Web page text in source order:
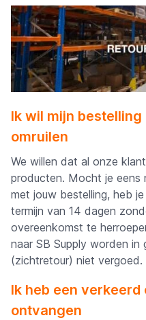
Ik wil mijn
omruilen
We willen dat al onze
producten. Mocht je eens
met jouw bestelling, heb
termijn van 14 dagen
overeenkomst te
naar SB Supply worden in
(zichtretour) niet vergoed.
Ik heb een
ontvangen